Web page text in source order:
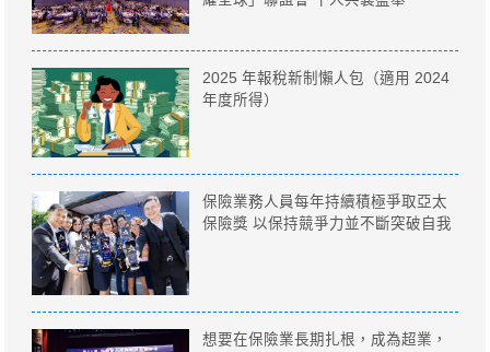
2025 年報稅新制懶人包（適用 2024
年度所得）
保險業務人員每年持續積極爭取亞太
保險獎 以保持競爭力並不斷突破自我
想要在保險業長期扎根，成為超業，